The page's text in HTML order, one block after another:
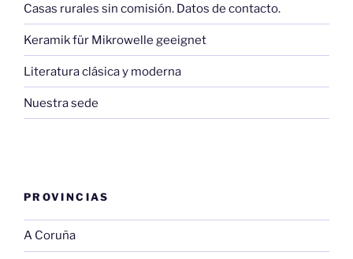
Casas rurales sin comisión. Datos de contacto.
Keramik für Mikrowelle geeignet
Literatura clásica y moderna
Nuestra sede
PROVINCIAS
A Coruña